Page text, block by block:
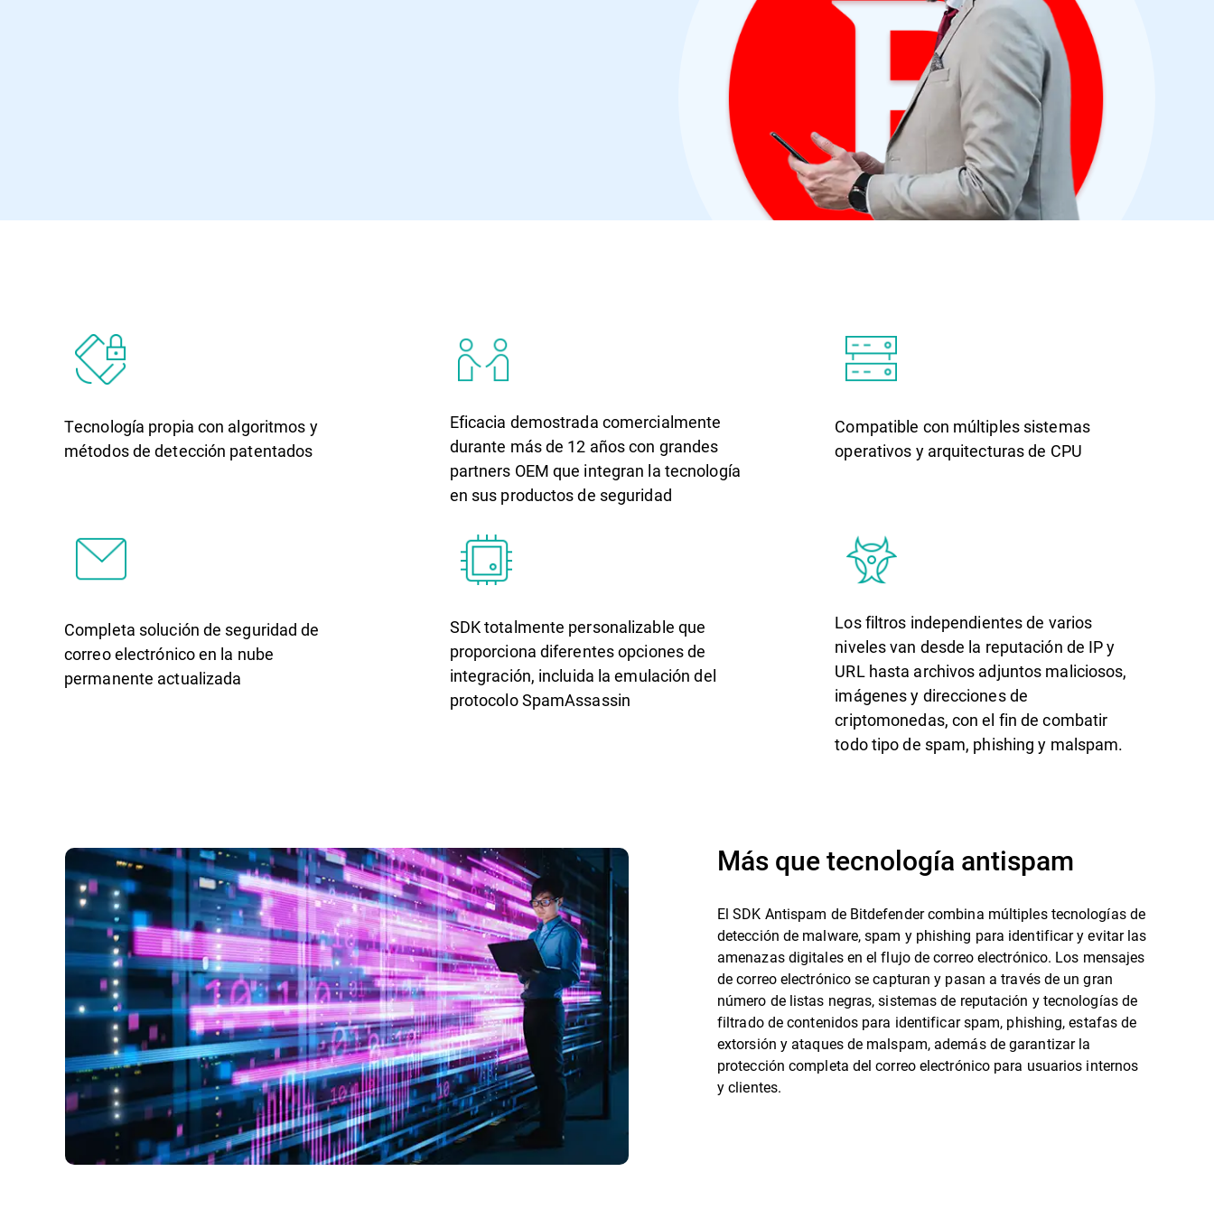
Tecnología propia con algoritmos y
métodos de detección patentados
Eficacia demostrada comercialmente
durante más de 12 años con grandes
partners OEM que integran la tecnología
en sus productos de seguridad
Compatible con múltiples sistemas
operativos y arquitecturas de CPU
Completa solución de seguridad de
correo electrónico en la nube
permanente actualizada
SDK totalmente personalizable que
proporciona diferentes opciones de
integración, incluida la emulación del
protocolo SpamAssassin
Los filtros independientes de varios
niveles van desde la reputación de IP y
URL hasta archivos adjuntos maliciosos,
imágenes y direcciones de
criptomonedas, con el fin de combatir
todo tipo de spam, phishing y malspam.
Más que tecnología antispam
El SDK Antispam de Bitdefender combina múltiples tecnologías de
detección de malware, spam y phishing para identificar y evitar las
amenazas digitales en el flujo de correo electrónico. Los mensajes
de correo electrónico se capturan y pasan a través de un gran
número de listas negras, sistemas de reputación y tecnologías de
filtrado de contenidos para identificar spam, phishing, estafas de
extorsión y ataques de malspam, además de garantizar la
protección completa del correo electrónico para usuarios internos
y clientes.